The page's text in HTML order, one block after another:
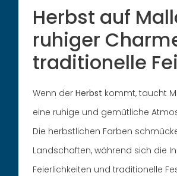
Herbst auf
ruhiger
traditionelle
Wenn derHerbst kommt, taucht
eine ruhige und gemütliche
Die herbstlichen Farben
Landschaften, während sich die
Feierlichkeiten und traditionelle